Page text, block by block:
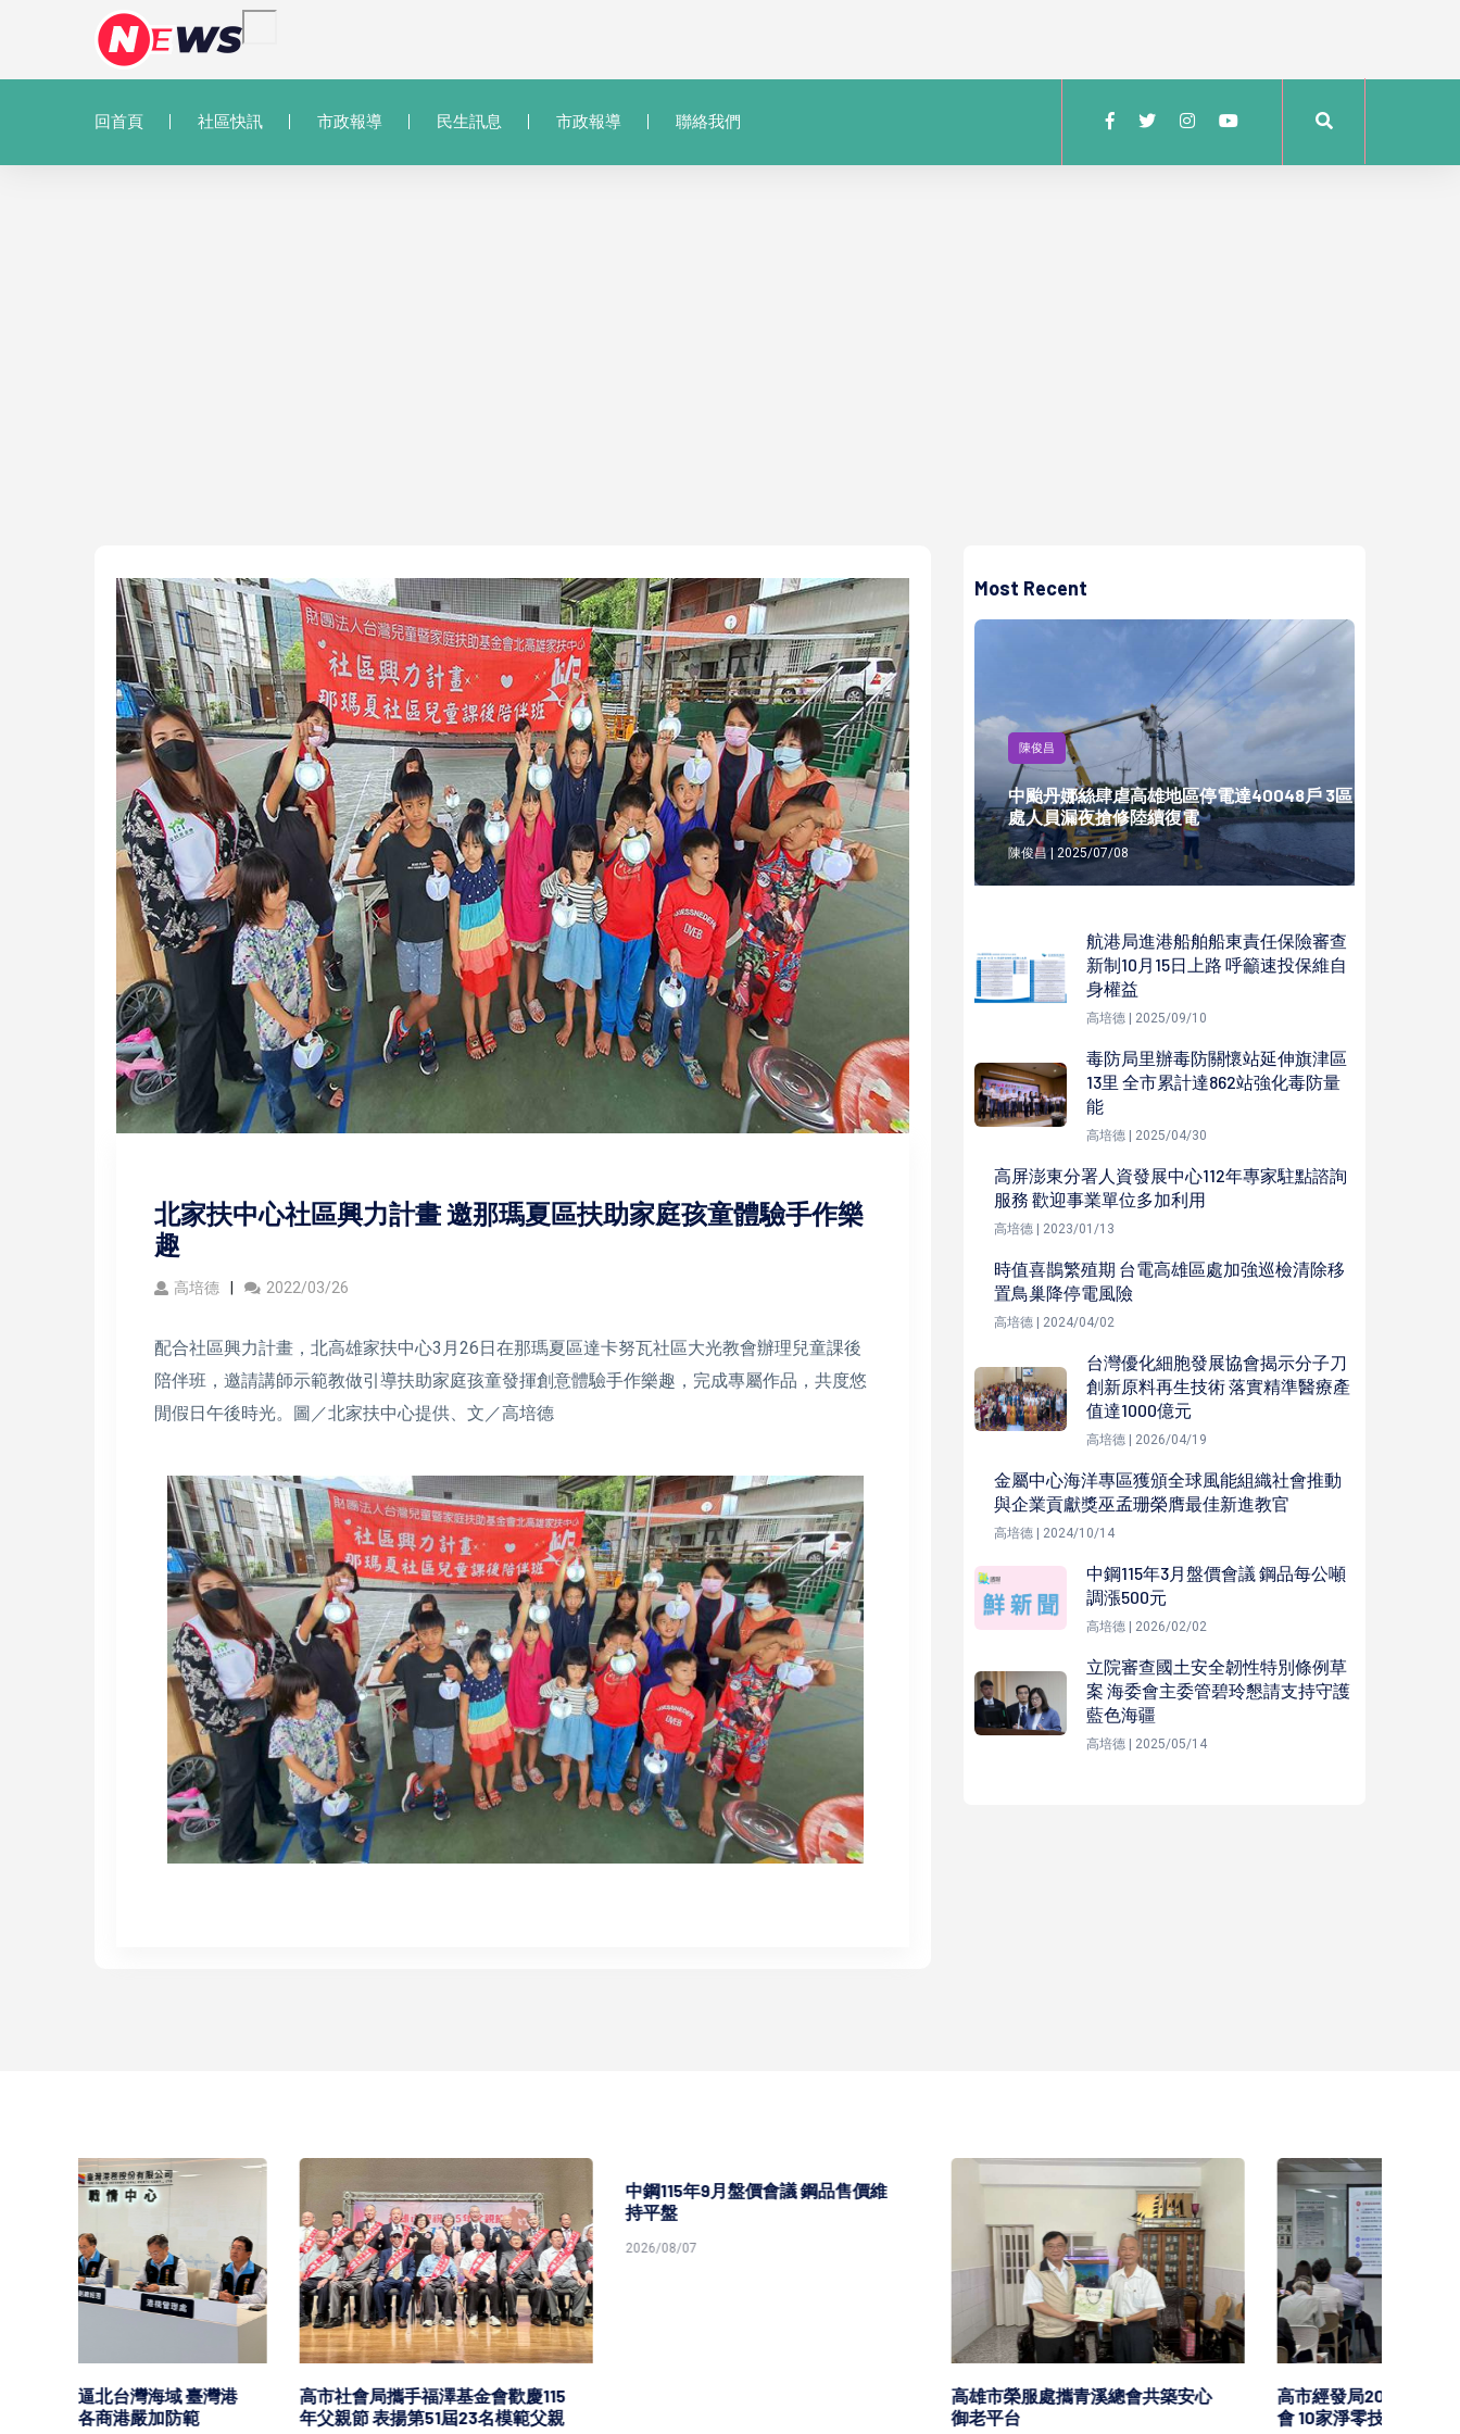
回首頁 社區快訊 市政報導 民生訊息 市政報導 聯絡我們
北家扶中心社區興力計畫 邀那瑪夏區扶助家庭孩童體驗手作樂
趣
高培德 2022/03/26
配合社區興力計畫，北高雄家扶中心3月26日在那瑪夏區達卡努瓦社區大光教會辦理兒童課後
陪伴班，邀請講師示範教做引導扶助家庭孩童發揮創意體驗手作樂趣，完成專屬作品，共度悠
閒假日午後時光。圖／北家扶中心提供、文／高培德
Most Recent
陳俊昌
中颱丹娜絲肆虐高雄地區停電達40048戶 3區
處人員漏夜搶修陸續復電
陳俊昌 | 2025/07/08
航港局進港船舶船東責任保險審查
新制10月15日上路 呼籲速投保維自
身權益
高培德 | 2025/09/10
毒防局里辦毒防關懷站延伸旗津區
13里 全市累計達862站強化毒防量
能
高培德 | 2025/04/30
高屏澎東分署人資發展中心112年專家駐點諮詢
服務 歡迎事業單位多加利用
高培德 | 2023/01/13
時值喜鵲繁殖期 台電高雄區處加強巡檢清除移
置鳥巢降停電風險
高培德 | 2024/04/02
台灣優化細胞發展協會揭示分子刀
創新原料再生技術 落實精準醫療產
值達1000億元
高培德 | 2026/04/19
金屬中心海洋專區獲頒全球風能組織社會推動
與企業貢獻獎巫孟珊榮膺最佳新進教官
高培德 | 2024/10/14
中鋼115年3月盤價會議 鋼品每公噸
調漲500元
高培德 | 2026/02/02
立院審查國土安全韌性特別條例草
案 海委會主委管碧玲懇請支持守護
藍色海疆
高培德 | 2025/05/14
高市社會局攜手福澤基金會歡慶115
年父親節 表揚第51屆23名模範父親
中鋼115年9月盤價會議 鋼品售價維
持平盤
2026/08/07
高雄市榮服處攜青溪總會共築安心
高市經發局2026淨零轉型技術交流
會 10家淨零技服廠商分享解決方案